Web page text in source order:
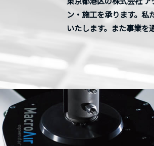
ン・施工を承ります。私
いたします。また事業を